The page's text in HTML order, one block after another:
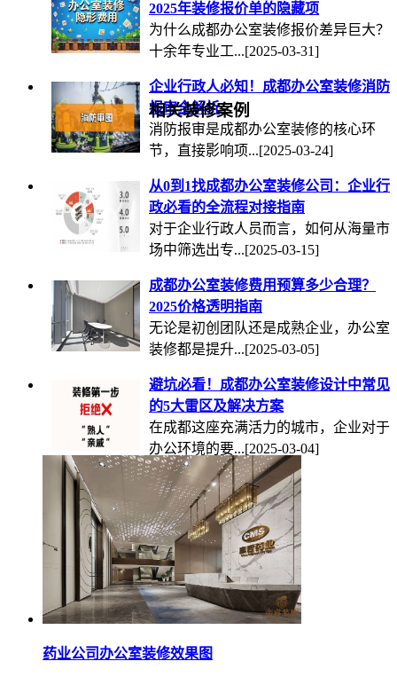
2025年装修报价单的隐藏项
为什么成都办公室装修报价差异巨大？
十余年专业工...[2025-03-31]
企业行政人必知！成都办公室装修消防
报审全解析
消防报审是成都办公室装修的核心环
节，直接影响项...[2025-03-24]
从0到1找成都办公室装修公司：企业行
政必看的全流程对接指南
对于企业行政人员而言，如何从海量市
场中筛选出专...[2025-03-15]
成都办公室装修费用预算多少合理？
2025价格透明指南
无论是初创团队还是成熟企业，办公室
装修都是提升...[2025-03-05]
避坑必看！成都办公室装修设计中常见
的5大雷区及解决方案
在成都这座充满活力的城市，企业对于
办公环境的要...[2025-03-04]
相关装修案例
药业公司办公室装修效果图